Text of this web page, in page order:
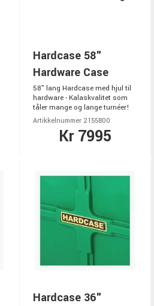
Hardcase 58"
Hardware Case
58" lang Hardcase med hjul til
hardware - Kalaskvalitet som
tåler mange og lange turnéer!
Artikkelnummer 2155800
Kr 7995
Hardcase 36"